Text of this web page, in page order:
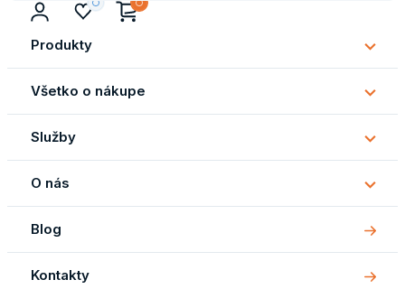
Produkty
Všetko o nákupe
o
Služby
O nás
O
nás
Blog
Kontakty